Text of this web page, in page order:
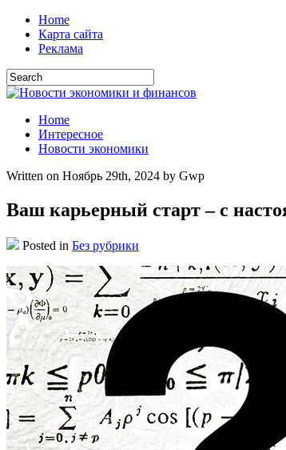
Home
Карта сайта
Реклама
Home
Интересное
Новости экономики
Written on Ноябрь 29th, 2024 by Gwp
Ваш карьерный старт – с
Posted in Без рубрики